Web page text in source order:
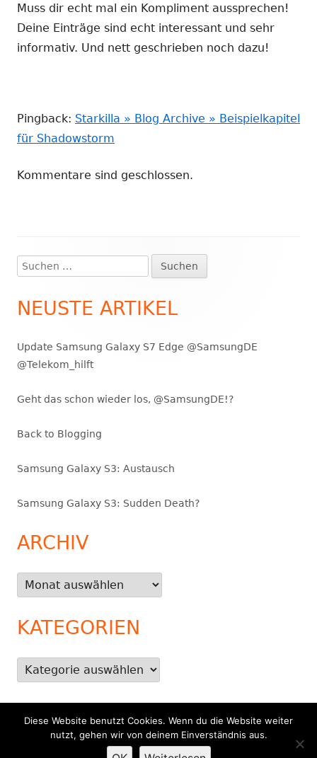
Muss dir echt mal ein Kompliment aussprechen!
Deine Einträge sind echt interessant und sehr
informativ. Und nett geschrieben noch dazu!
Pingback: Starkilla » Blog Archive » Beispielkapitel
für Shadowstorm
Kommentare sind geschlossen.
Haupt-
Seitenleiste
Suchen
nach:
NEUSTE ARTIKEL
Update Samsung Galaxy S7 Edge @SamsungDE
@Telekom_hilft
Geht das schon wieder los, @SamsungDE!?
Back to Blogging
Samsung Galaxy S3: Austausch
Samsung Galaxy S3: Sudden Death?
ARCHIV
Archiv
KATEGORIEN
Kategorien
Footer
VerwendetTiny Framework • Anmelden
Diese Website benutzt Cookies. Wenn du die Website weiter
nutzt, gehen wir von deinem Einverständnis aus.